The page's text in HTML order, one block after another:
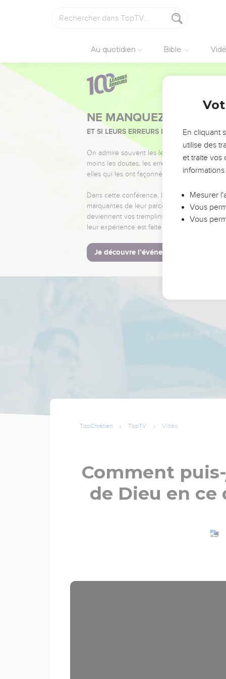
Au quotidien Bible
NE MANQUEZ PAS
ET SI LEURS ERREURS POUVAIENT VOUS
On admire souvent les leaders pour leurs
moins les doutes, les erreurs et les saisons
elles qui les ont façonnés.
Dans cette conférence, leaders,
marquantes de leur parcours et les clés
deviennent vos tremplins. Que vous
leur expérience est faite pour vous.
Je découvre l’événement
TopChrétien TopTV Vidéo
Comment
de Dieu en ce
En cliquant
utilise des
et traite vos
Mesurer
Vous
Vous